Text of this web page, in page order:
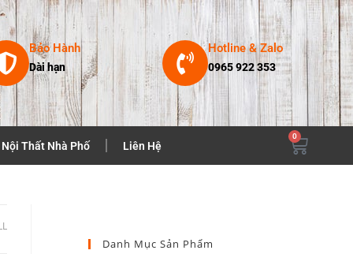
Bảo Hành
Dài hạn
Hotline & Zalo
0965 922 353
Nội Thất Nhà Phố Liên Hệ
0
Danh Mục Sản Phẩm